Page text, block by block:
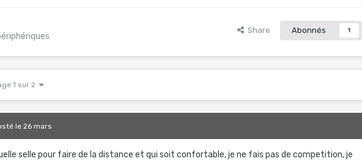
Share Abonnés 1
1 sur 2
le 26 mars
selle pour faire de la distance et qui soit confortable, je ne fais pas de competition, je